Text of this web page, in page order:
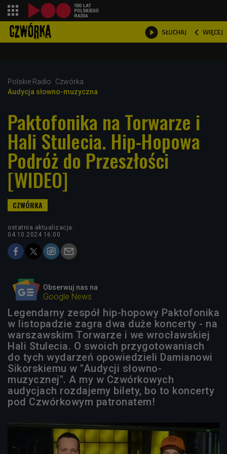
 SŁUCHAJ  WIĘCEJ

Polskie Radio
Czwórka
Audycja słowno-muzyczna
Paktofonika na Torwarze i
Hali Stulecia. Hip-Hopowa
Podróż do Przeszłości
[WIDEO]
ostatnia aktualizacja:
04.10.2024 16:00
Obserwuj nas na
Google News
Legendarny zespół hip-hopowy Paktofonika
w listopadzie zagra dwa duże koncerty - na
warszawskim Torwarze i we wrocławskiej
Hali Stulecia. O swoich przygotowaniach
do tych wydarzeń opowiedzieli Damianowi
Sikorskiemu w "Audycji słowno-
muzycznej". A my w Czwórkowych
audycjach rozdajemy bilety, bo to koncerty
pod Czwórkowym patronatem!